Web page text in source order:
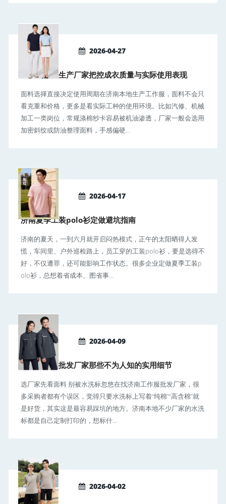
2026-04-27
济南工作服生产厂家把控成衣质量与实际使用表现
面料选择直接决定使用周期在济南本地生产工作服，面料不会只
看克重和价格，更多是看实际工种的使用环境。比如汽修、机械
加工一类岗位，常规涤棉纱卡容易被机油渗透，厂家一般会选用
加密斜纹或防油整理面料，手感偏硬...
2026-04-17
济南夏季工装polo衫定做避坑指南
济南的夏天，一到六月就开启闷热模式，正午的太阳晒得人发
慌，车间里、户外巡检路上，员工穿的工装polo衫，要是选得不
好，不仅遭罪，还可能影响工作状态。很多企业定做夏季工装p
olo衫，总想着省成本、图省事...
2026-04-09
济南工作服批发厂家那些不为人知的实用细节
选厂家先看面料 别被水洗标忽悠在找济南工作服批发厂家，很
多采购者都有个误区，觉得只要水洗标上写着“纯棉”“高含棉”就
是好货，其实这是最容易踩坑的地方。济南本地不少厂家的水洗
标都是自己定制打印的，想标什...
2026-04-02